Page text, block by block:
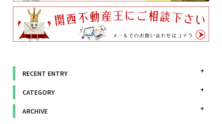
RECENT ENTRY
CATEGORY
ARCHIVE